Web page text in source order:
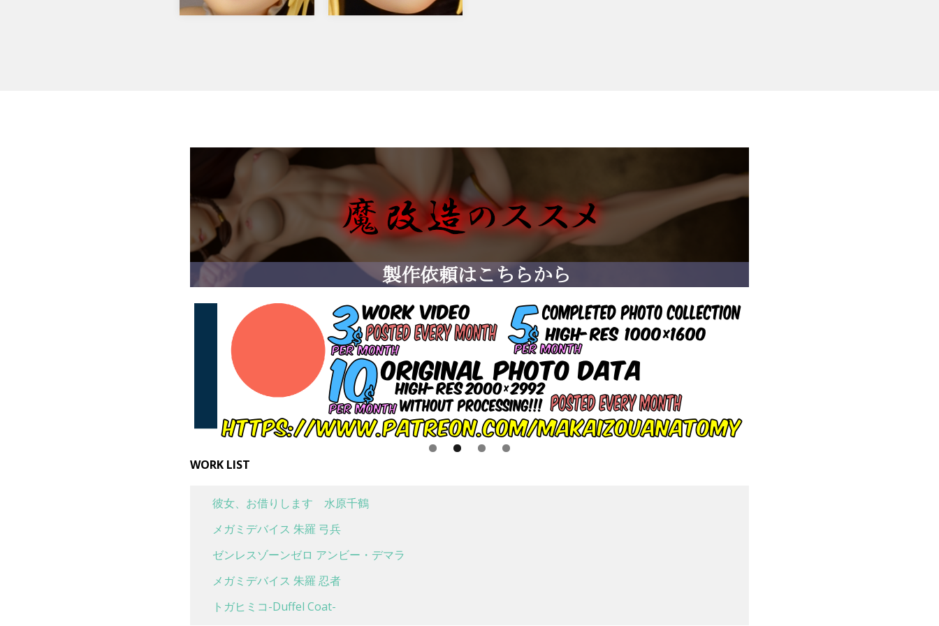
WORK LIST
彼女、お借りします 水原千鶴
メガミデバイス 朱羅 弓兵
ゼンレスゾーンゼロ アンビー・デマラ
メガミデバイス 朱羅 忍者
トガヒミコ-Duffel Coat-